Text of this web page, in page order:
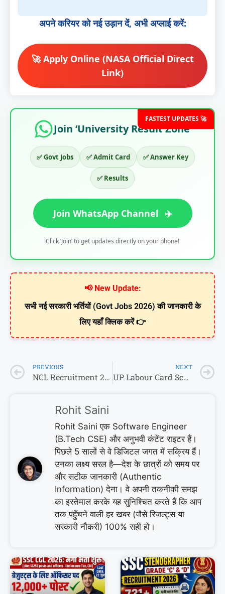
अपने करियर को नई उड़ान दें, अभी अप्लाई करें:
🚀 Apply Online (NASA Official Direct
Link)
FASTEST UPDATES 🚀
Join ‘University Result Zone’
✅ Govt Jobs ✅ Admit Card ✅ Answer Key
✅ Results
Join WhatsApp Channel ✈️
Click ‘Join’ to get updates directly on your phone!
📢 New Update:
सभी नई सरकारी भर्तियों (Govt Jobs 2026) की जानकारी के
लिए यहाँ क्लिक करें 👉
PREVIOUS
NCL Recruitment 2026: डिप्लोमा वालों की बल्ले-बल्ले! बिना Interview सीधी भर्ती, फॉर्म भरना शुरू।
NEXT
UP Labour Card Scholarship 2026: मजदूरों के बच्चों को मिलेंगे ₹25,000 तक!
Rohit Saini
Rohit Saini एक Software Engineer
(B.Tech CSE) और अनुभवी कंटेंट राइटर हैं।
पिछले 5 सालों से वे डिजिटल जगत में सक्रिय हैं।
उनका लक्ष्य सरल है—देश के छात्रों को समय पर
और सटीक जानकारी (Authentic
Information) देना। वे अपनी तकनीकी समझ
का इस्तेमाल करके यह सुनिश्चित करते हैं कि आप
तक पहुँचने वाली हर खबर (जैसे रिजल्ट्स या
सरकारी नौकरी) 100% सही हो।